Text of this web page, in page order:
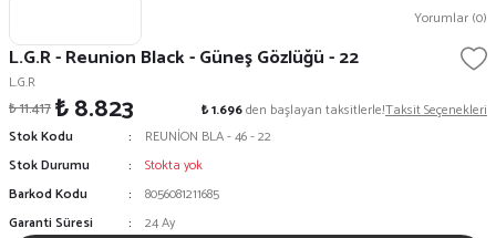
Yorumlar (0)
L.G.R - Reunion Black - Güneş Gözlüğü - 22
L.G.R
₺ 11.417₺ 8.823 ₺ 1.696den başlayan taksitlerle!Taksit Seçenekleri
Stok Kodu
REUNİON BLA - 46 - 22
Stok Durumu
Stokta yok
Barkod Kodu
8056081211685
Garanti Süresi
24 Ay